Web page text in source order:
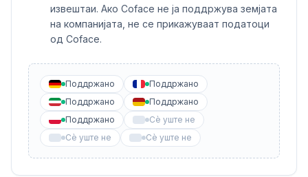
извештаи. Ако Coface не ја поддржува земјата
на компанијата, не се прикажуваат податоци
од Coface.
Поддржано
Поддржано
Поддржано
Поддржано
Поддржано
Сè уште не
Сè уште не
Сè уште не